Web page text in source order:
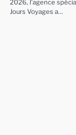
2026, l'agence
Jours Voyages a…